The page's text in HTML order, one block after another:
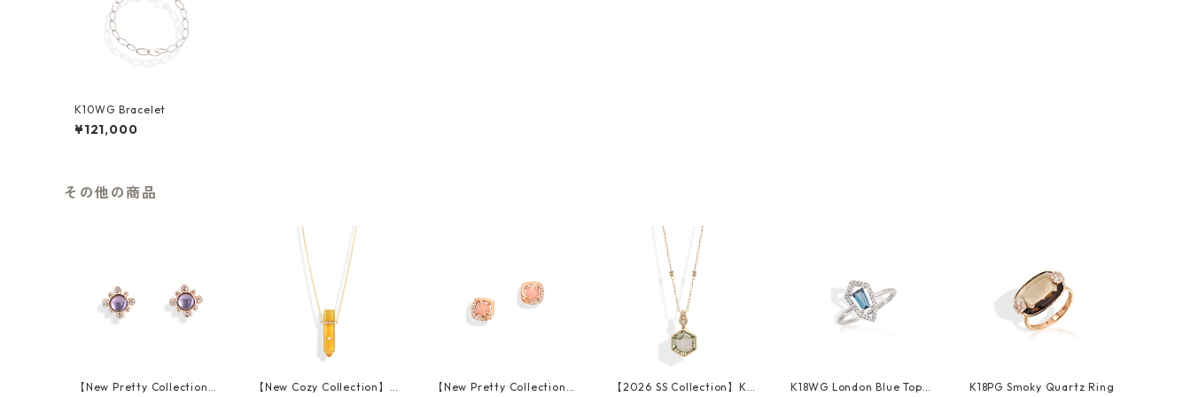
K10WG Bracelet
¥121,000
その他の商品
【New Pretty Collection】
【New Cozy Collection】K
【New Pretty Collection】
【2026 SS Collection】K18
K18WG London Blue Topaz
K18PG Smoky Quartz Ring